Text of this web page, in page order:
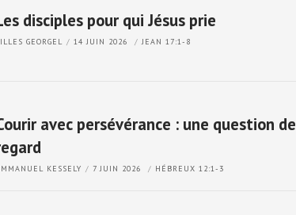
disciples pour qui Jésus prie
GEORGEL 14 JUIN 2026 JEAN 17:1-8
avec persévérance : une question de
KESSELY 7 JUIN 2026 HÉBREUX 12:1-3